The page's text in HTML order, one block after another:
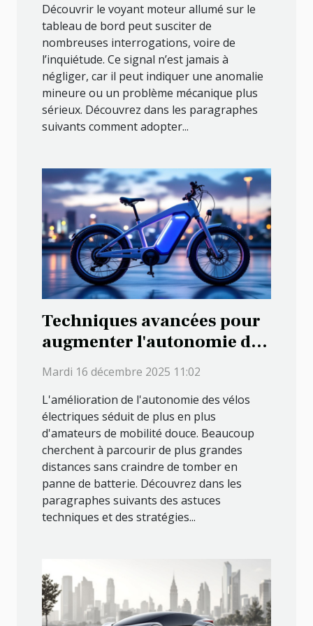
Découvrir le voyant moteur allumé sur le
tableau de bord peut susciter de
nombreuses interrogations, voire de
l’inquiétude. Ce signal n’est jamais à
négliger, car il peut indiquer une anomalie
mineure ou un problème mécanique plus
sérieux. Découvrez dans les paragraphes
suivants comment adopter...
Techniques avancées pour
augmenter l'autonomie des
vélos électriques
Mardi 16 décembre 2025 11:02
L'amélioration de l'autonomie des vélos
électriques séduit de plus en plus
d'amateurs de mobilité douce. Beaucoup
cherchent à parcourir de plus grandes
distances sans craindre de tomber en
panne de batterie. Découvrez dans les
paragraphes suivants des astuces
techniques et des stratégies...